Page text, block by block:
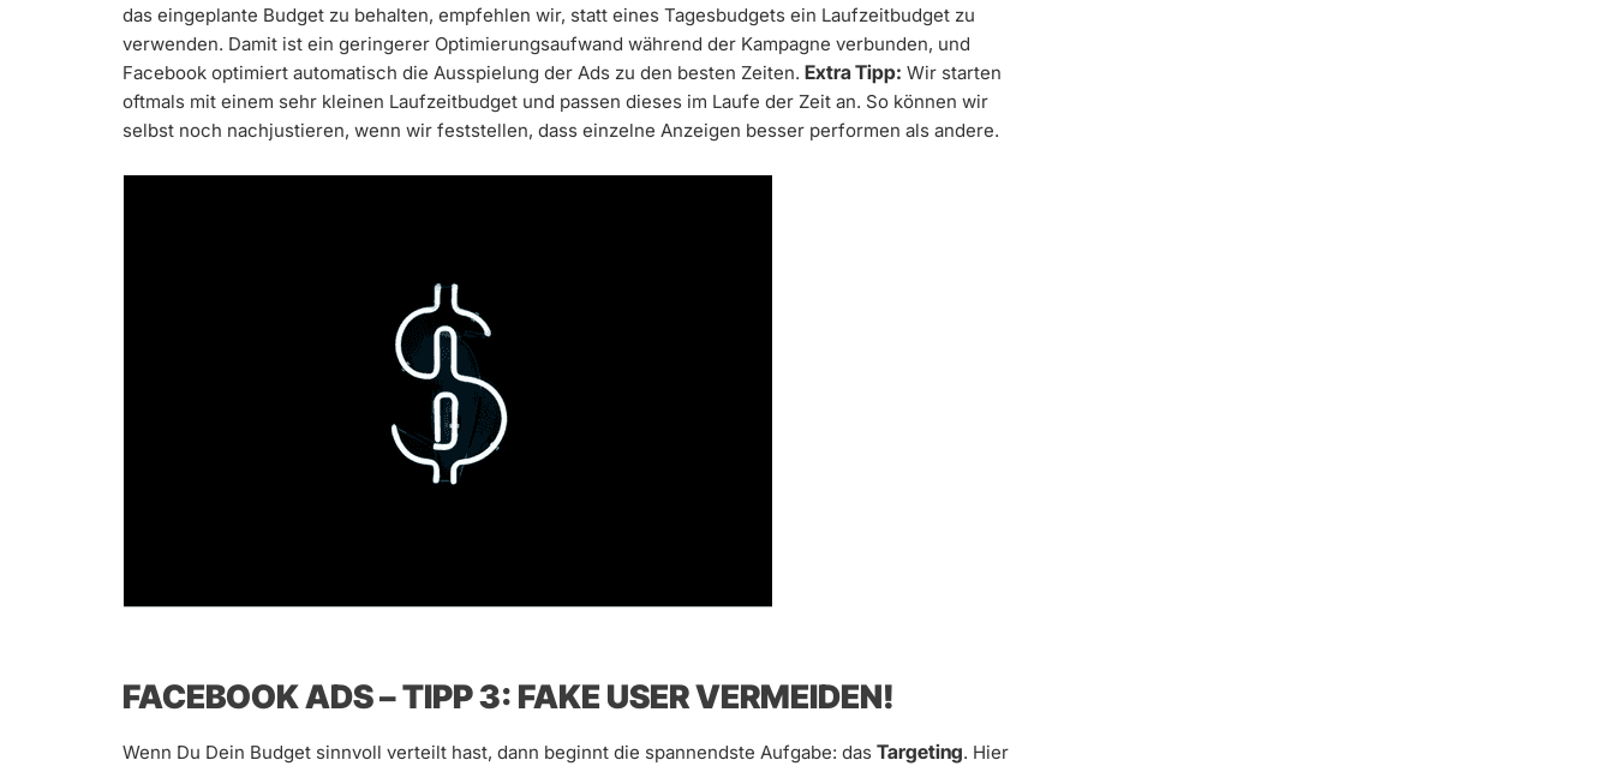
das eingeplante Budget zu behalten, empfehlen wir, statt eines Tagesbudgets ein Laufzeitbudget zu
verwenden. Damit ist ein geringerer Optimierungsaufwand während der Kampagne verbunden, und
Facebook optimiert automatisch die Ausspielung der Ads zu den besten Zeiten. Extra Tipp: Wir starten
oftmals mit einem sehr kleinen Laufzeitbudget und passen dieses im Laufe der Zeit an. So können wir
selbst noch nachjustieren, wenn wir feststellen, dass einzelne Anzeigen besser performen als andere.
FACEBOOK ADS – TIPP 3: FAKE USER VERMEIDEN!
Wenn Du Dein Budget sinnvoll verteilt hast, dann beginnt die spannendste Aufgabe: das Targeting. Hier